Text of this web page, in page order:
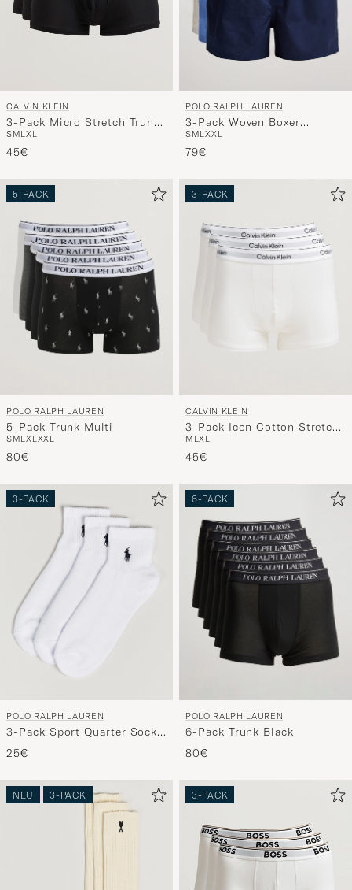
CALVIN KLEIN
3-Pack Micro Stretch Trunk
Black
SMLXL
45€
POLO RALPH LAUREN
3-Pack Woven Boxer
White/Blue/Navy
SMLXXL
79€
5-PACK
POLO RALPH LAUREN
5-Pack Trunk Multi
SMLXLXXL
80€
3-PACK
CALVIN KLEIN
3-Pack Icon Cotton Stretch
Relaxed Trunk White
M LXL
45€
3-PACK
POLO RALPH LAUREN
3-Pack Sport Quarter Socks
White
25€
6-PACK
POLO RALPH LAUREN
6-Pack Trunk Black
80€
NEU 3-PACK 3-PACK